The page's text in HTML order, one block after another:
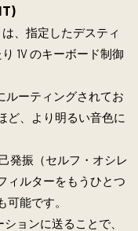
は、指定したデスティ
1V のキーボード制御
ルーティングされてお
ど、より明るい音色に
発振（セルフ・オシレ
ィルターをもうひとつ
能です。
ョンに送ることで、